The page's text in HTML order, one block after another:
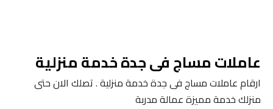
عاملات مساج فى جدة خدمة منزلية
ارقام عاملات مساج فى جدة خدمة منزلية . تصلك الان حتى
منزلك خدمة مميزة عمالة مدربة